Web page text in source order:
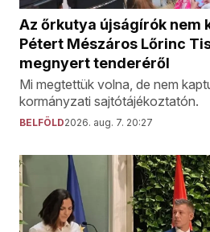
Az őrkutya újságírók nem
Pétert Mészáros Lőrinc
megnyert tenderéről
Mi megtettük volna, de nem
kormányzati sajtótájékoztatón.
BELFÖLD2026. aug. 7. 20:27